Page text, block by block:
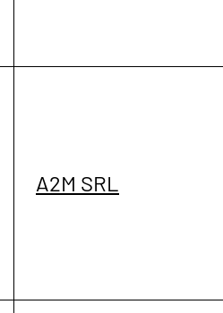
A2M SRL